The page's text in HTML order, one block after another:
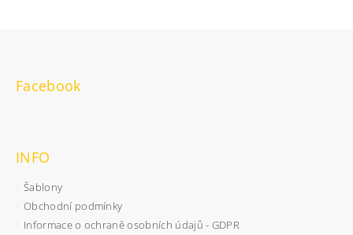
Facebook
INFO
Šablony
Obchodní podmínky
Informace o ochraně osobních údajů - GDPR